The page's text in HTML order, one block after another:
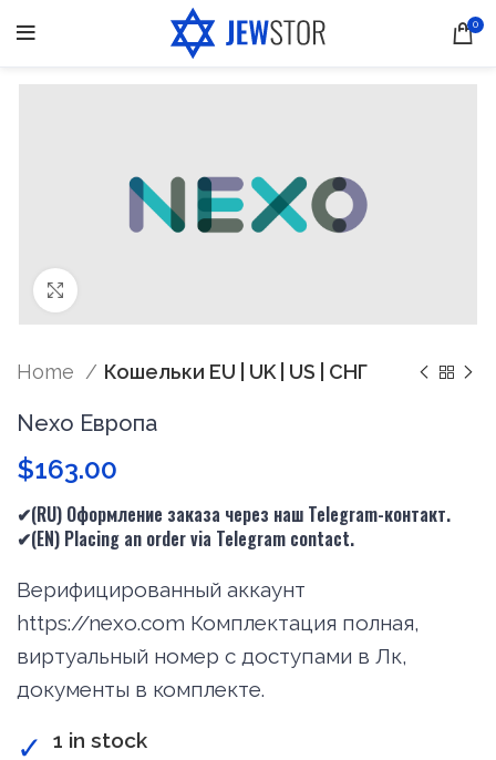
0
Home Кошельки EU | UK | US | СНГ
Nexo Европа
$163.00
✔(RU) Оформление заказа через наш Telegram-контакт.
✔(EN) Placing an order via Telegram contact.
Верифицированный аккаунт
https://nexo.com Комплектация полная,
виртуальный номер с доступами в Лк,
документы в комплекте.
1 in stock